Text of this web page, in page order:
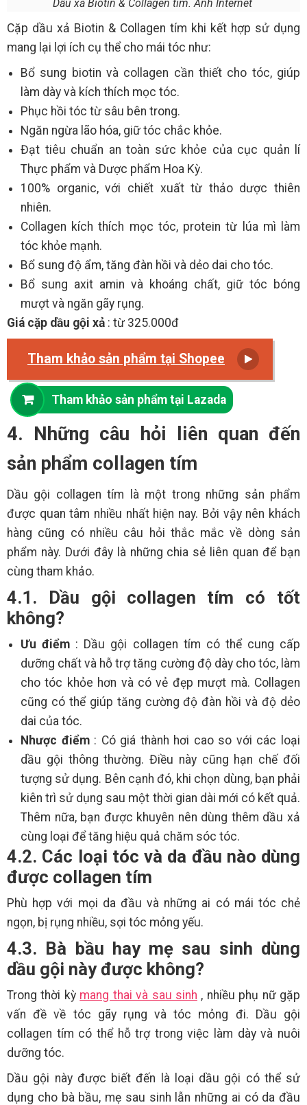
Dầu xả Biotin & Collagen tím. Ảnh Internet
Cặp dầu xả Biotin & Collagen tím khi kết hợp sử dụng
mang lại lợi ích cụ thể cho mái tóc như:
Bổ sung biotin và collagen cần thiết cho tóc, giúp
làm dày và kích thích mọc tóc.
Phục hồi tóc từ sâu bên trong.
Ngăn ngừa lão hóa, giữ tóc chắc khỏe.
Đạt tiêu chuẩn an toàn sức khỏe của cục quản lí
Thực phẩm và Dược phẩm Hoa Kỳ.
100% organic, với chiết xuất từ thảo dược thiên
nhiên.
Collagen kích thích mọc tóc, protein từ lúa mì làm
tóc khỏe mạnh.
Bổ sung độ ẩm, tăng đàn hồi và dẻo dai cho tóc.
Bổ sung axit amin và khoáng chất, giữ tóc bóng
mượt và ngăn gãy rụng.
Giá cặp dầu gội xả : từ 325.000đ
Tham khảo sản phẩm tại Shopee
Tham khảo sản phẩm tại Lazada
4. Những câu hỏi liên quan đến
sản phẩm collagen tím
Dầu gội collagen tím là một trong những sản phẩm
được quan tâm nhiều nhất hiện nay. Bởi vậy nên khách
hàng cũng có nhiều câu hỏi thắc mắc về dòng sản
phẩm này. Dưới đây là những chia sẻ liên quan để bạn
cùng tham khảo.
4.1. Dầu gội collagen tím có tốt
không?
Ưu điểm : Dầu gội collagen tím có thể cung cấp
dưỡng chất và hỗ trợ tăng cường độ dày cho tóc, làm
cho tóc khỏe hơn và có vẻ đẹp mượt mà. Collagen
cũng có thể giúp tăng cường độ đàn hồi và độ dẻo
dai của tóc.
Nhược điểm: Có giá thành hơi cao so với các loại
dầu gội thông thường. Điều này cũng hạn chế đối
tượng sử dụng. Bên cạnh đó, khi chọn dùng, bạn phải
kiên trì sử dụng sau một thời gian dài mới có kết quả.
Thêm nữa, bạn được khuyên nên dùng thêm dầu xả
cùng loại để tăng hiệu quả chăm sóc tóc.
4.2. Các loại tóc và da đầu nào dùng
được collagen tím
Phù hợp với mọi da đầu và những ai có mái tóc chẻ
ngọn, bị rụng nhiều, sợi tóc mỏng yếu.
4.3. Bà bầu hay mẹ sau sinh dùng
dầu gội này được không?
Trong thời kỳ mang thai và sau sinh , nhiều phụ nữ gặp
vấn đề về tóc gãy rụng và tóc mỏng đi. Dầu gội
collagen tím có thể hỗ trợ trong việc làm dày và nuôi
dưỡng tóc.
Dầu gội này được biết đến là loại dầu gội có thể sử
dụng cho bà bầu, mẹ sau sinh lẫn những ai có da đầu